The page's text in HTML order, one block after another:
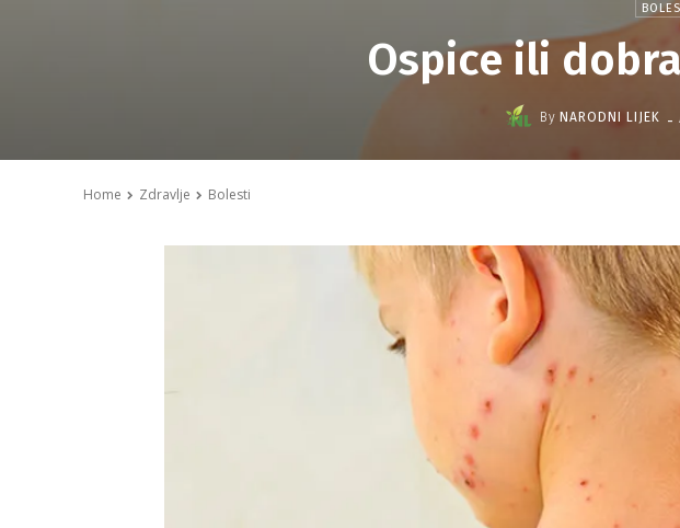
Ospice ili
By NARODNI LIJEK -
Home Zdravlje Bolesti